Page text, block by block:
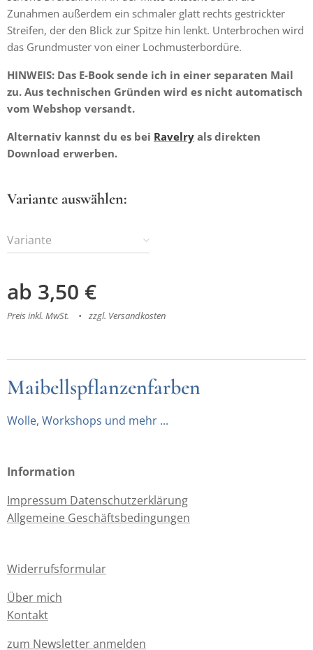
Zunahmen außerdem ein schmaler glatt rechts gestrickter
Streifen, der den Blick zur Spitze hin lenkt. Unterbrochen wird
das Grundmuster von einer Lochmusterbordüre.
HINWEIS: Das E-Book sende ich in einer separaten Mail
zu. Aus technischen Gründen wird es nicht automatisch
vom Webshop versandt.
Alternativ kannst du es bei Ravelry als direkten
Download erwerben.
Variante auswählen:
Variante
ab 3,50 €
Preis inkl. MwSt. zzgl. Versandkosten
Maibellspflanzenfarben
Wolle, Workshops und mehr ...
Information
Impressum Datenschutzerklärung
Allgemeine Geschäftsbedingungen
Widerrufsformular
Über mich
Kontakt
zum Newsletter anmelden